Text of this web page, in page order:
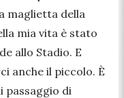
maglietta della
mia vita è stato
allo Stadio. E
anche il piccolo. È
passaggio di